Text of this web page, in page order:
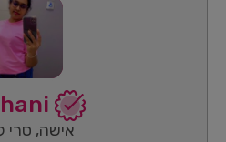
אישה, סרי